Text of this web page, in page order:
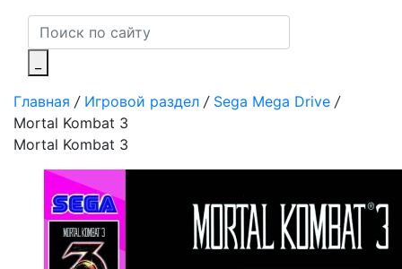
Главная / Игровой раздел / Sega Mega Drive /
Mortal Kombat 3
Mortal Kombat 3